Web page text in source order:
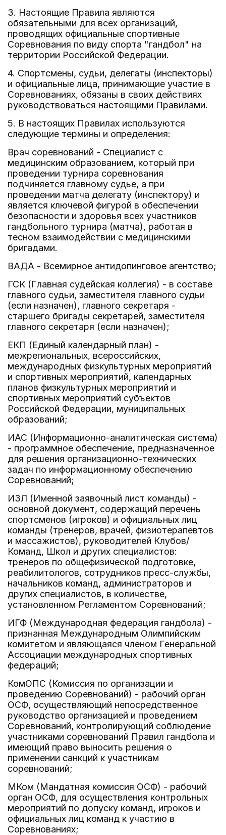
3. Настоящие Правила являются
обязательными для всех организаций,
проводящих официальные спортивные
Соревнования по виду спорта "гандбол" на
территории Российской Федерации.
4. Спортсмены, судьи, делегаты (инспекторы)
и официальные лица, принимающие участие в
Соревнованиях, обязаны в своих действиях
руководствоваться настоящими Правилами.
5. В настоящих Правилах используются
следующие термины и определения:
Врач соревнований - Специалист с
медицинским образованием, который при
проведении турнира соревнования
подчиняется главному судье, а при
проведении матча делегату (инспектору) и
является ключевой фигурой в обеспечении
безопасности и здоровья всех участников
гандбольного турнира (матча), работая в
тесном взаимодействии с медицинскими
бригадами.
ВАДА - Всемирное антидопинговое агентство;
ГСК (Главная судейская коллегия) - в составе
главного судьи, заместителя главного судьи
(если назначен), главного секретаря -
старшего бригады секретарей, заместителя
главного секретаря (если назначен);
ЕКП (Единый календарный план) -
межрегиональных, всероссийских,
международных физкультурных мероприятий
и спортивных мероприятий, календарных
планов физкультурных мероприятий и
спортивных мероприятий субъектов
Российской Федерации, муниципальных
образований;
ИАС (Информационно-аналитическая система)
- программное обеспечение, предназначенное
для решения организационно-технических
задач по информационному обеспечению
Соревнований;
ИЗЛ (Именной заявочный лист команды) -
основной документ, содержащий перечень
спортсменов (игроков) и официальных лиц
команды (тренеров, врачей, физиотерапевтов
и массажистов), руководителей Клубов/
Команд, Школ и других специалистов:
тренеров по общефизической подготовке,
реабилитологов, сотрудников пресс-службы,
начальников команд, администраторов и
других специалистов, в количестве,
установленном Регламентом Соревнований;
ИГФ (Международная федерация гандбола) -
признанная Международным Олимпийским
комитетом и являющаяся членом Генеральной
Ассоциации международных спортивных
федераций;
КомОПС (Комиссия по организации и
проведению Соревнований) - рабочий орган
ОСФ, осуществляющий непосредственное
руководство организацией и проведением
Соревнований, контролирующий соблюдение
участниками соревнований Правил гандбола и
имеющий право выносить решения о
применении санкций к участникам
соревнований;
МКом (Мандатная комиссия ОСФ) - рабочий
орган ОСФ, для осуществления контрольных
мероприятий по допуску команд, игроков и
официальных лиц команд к участию в
Соревнованиях;